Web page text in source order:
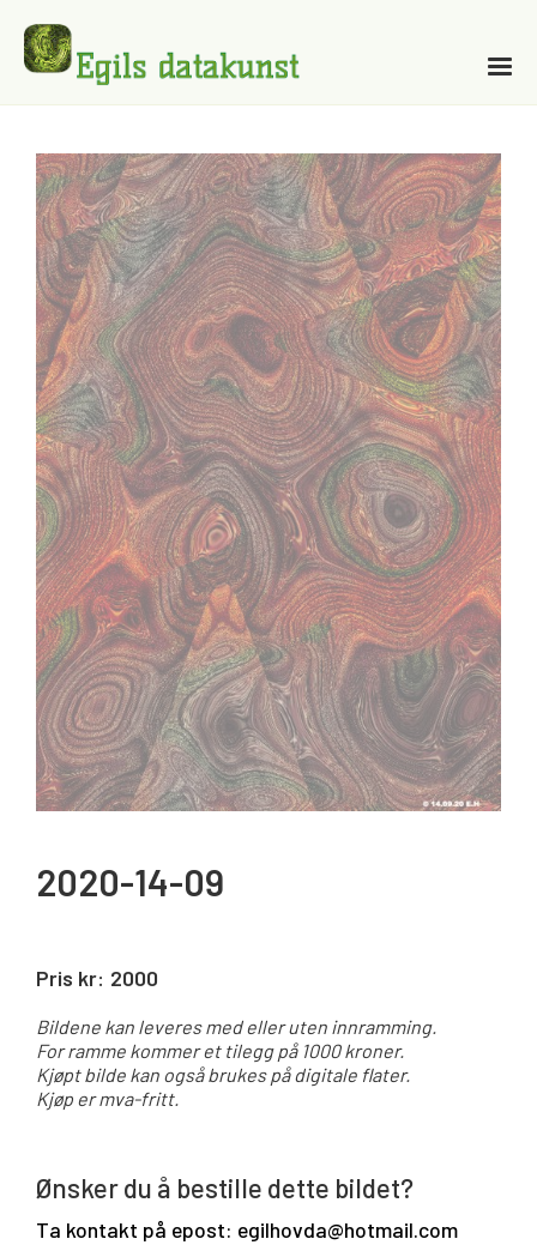
2020-14-09
Pris kr: 2000
Bildene kan leveres med eller uten innramming.
For ramme kommer et tilegg på 1000 kroner.
Kjøpt bilde kan også brukes på digitale flater.
Kjøp er mva-fritt.
Ønsker du å bestille dette bildet?
Ta kontakt på epost: egilhovda@hotmail.com